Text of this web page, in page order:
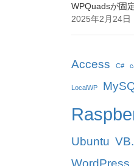
WPQuadsが固
2025年2月24日
Access C#
LocalWP
Ubuntu
WordPress